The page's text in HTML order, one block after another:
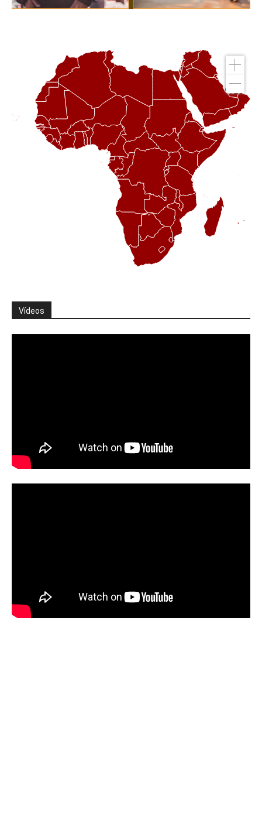
Vídeos